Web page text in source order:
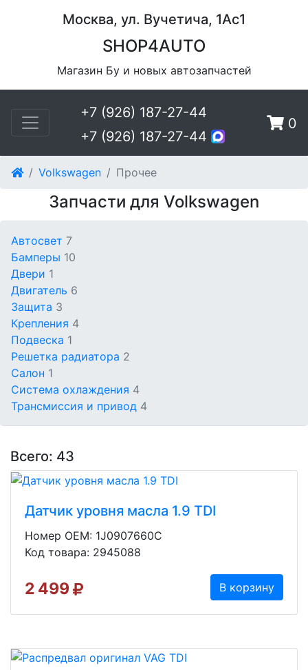
Москва, ул. Вучетича, 1Ас1
SHOP4AUTO
Магазин Бу и новых автозапчастей
+7 (926) 187-27-44
+7 (926) 187-27-44
0
Volkswagen Прочее
Запчасти для Volkswagen
Автосвет 7
Бамперы 10
Двери 1
Двигатель 6
Защита 3
Крепления 4
Подвеска 1
Решетка радиатора 2
Салон 1
Система охлаждения 4
Трансмиссия и привод 4
Всего: 43
Датчик уровня масла 1.9 TDI
Номер OEM: 1J0907660C
Код товара: 2945088
2 499 В корзину